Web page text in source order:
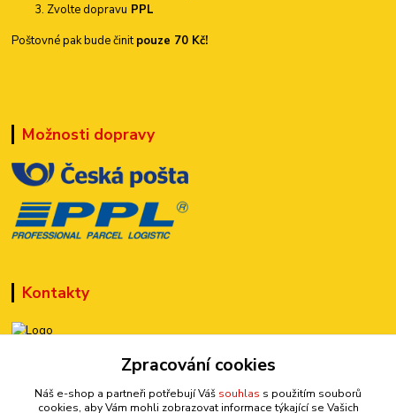
Zvolte dopravu PPL
Poštovné pak bude činitpouze 70 Kč!
Možnosti dopravy
Kontakty
+420 777 899 301Zpracování cookies
Náš e-shop a partneři potřebují Váš souhlas s použitím souborů
cookies, aby Vám mohli zobrazovat informace týkající se Vašich